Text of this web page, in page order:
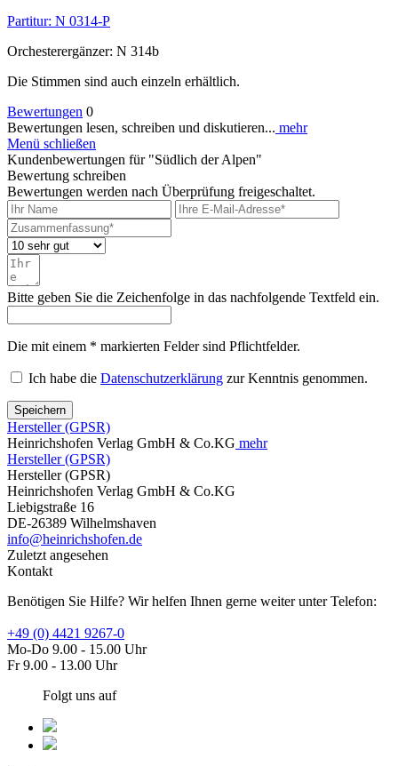
Partitur: N 0314-P
Orchesterergänzer: N 314b
Die Stimmen sind auch einzeln erhältlich.
Bewertungen 0
Bewertungen lesen, schreiben und diskutieren... mehr
Menü schließen
Kundenbewertungen für "Südlich der Alpen"
Bewertung schreiben
Bewertungen werden nach Überprüfung freigeschaltet.
Bitte geben Sie die Zeichenfolge in das nachfolgende Textfeld ein.
Die mit einem * markierten Felder sind Pflichtfelder.
Ich habe die Datenschutzerklärung zur Kenntnis genommen.
Speichern
Hersteller (GPSR)
Heinrichshofen Verlag GmbH & Co.KG mehr
Hersteller (GPSR)
Hersteller (GPSR)
Heinrichshofen Verlag GmbH & Co.KG
Liebigstraße 16
DE-26389 Wilhelmshaven
info@heinrichshofen.de
Zuletzt angesehen
Kontakt
Benötigen Sie Hilfe? Wir helfen Ihnen gerne weiter unter Telefon:
+49 (0) 4421 9267-0
Mo-Do 9.00 - 15.00 Uhr
Fr 9.00 - 13.00 Uhr
Folgt uns auf